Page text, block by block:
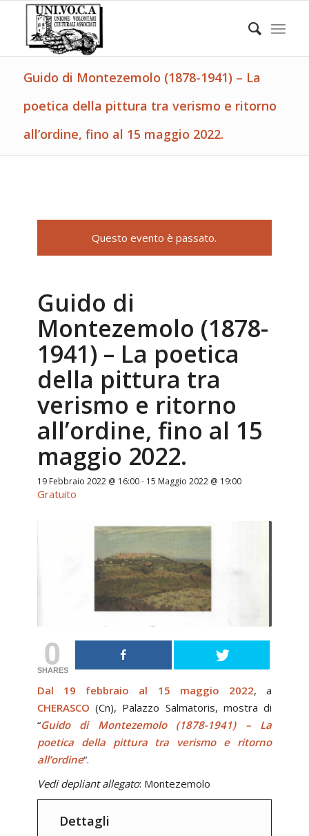
Guido di Montezemolo (1878-1941) – La
poetica della pittura tra verismo e ritorno
all’ordine, fino al 15 maggio 2022.
Questo evento è passato.
Guido di
Montezemolo (1878-
1941) – La poetica
della pittura tra
verismo e ritorno
all’ordine, fino al 15
maggio 2022.
19 Febbraio 2022 @ 16:00- 15 Maggio 2022 @ 19:00
Gratuito
0
SHARES
Dal 19 febbraio al 15 maggio 2022, a
CHERASCO (Cn), Palazzo Salmatoris, mostra di
“Guido di Montezemolo (1878-1941) – La
poetica della pittura tra verismo e ritorno
all’ordine“.
Vedi depliant allegato: Montezemolo
Dettagli